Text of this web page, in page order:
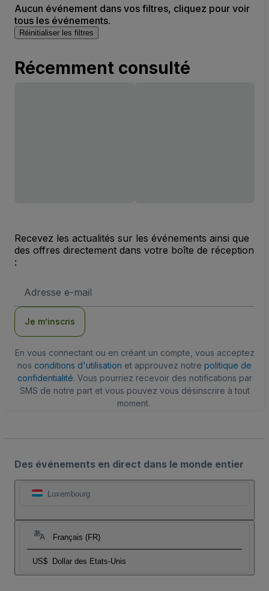
Aucun événement dans vos filtres, cliquez pour voir
tous les événements.
Réinitialiser les filtres
Récemment consulté
Recevez les actualités sur les événements ainsi que
des offres directement dans votre boîte de réception
:
e-
Je m’inscris
En vous connectant ou en créant un compte, vous acceptez
nos conditions d'utilisation et approuvez notre politique de
confidentialité. Vous pourriez recevoir des notifications par
SMS de notre part et vous pouvez vous désinscrire à tout
moment.
Des événements en direct dans le monde entier
Luxembourg
Français (FR)
US$ Dollar des Etats-Unis